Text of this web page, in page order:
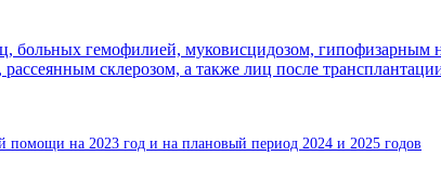
больных гемофилией, муковисцидозом,
склерозом, а также лиц после
помощи на 2023 год и на плановый период 2024 и 2025 годов